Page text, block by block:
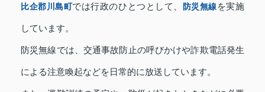
比企郡川島町では行政のひとつとして、 防災無線を実施
しています。
防災無線では、交通事故防止の呼びかけや詐欺電話発生
による注意喚起などを日常的に放送しています。